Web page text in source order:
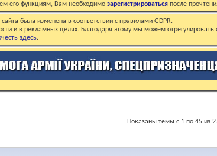
его функциям, Вам необходимо зарегистрироваться после
была изменена в соответствии с правилами GDPR.
и в рекламных целях. Благодаря этому мы можем отрегулировать
здесь.
Показаны темы с 1 по 45 из